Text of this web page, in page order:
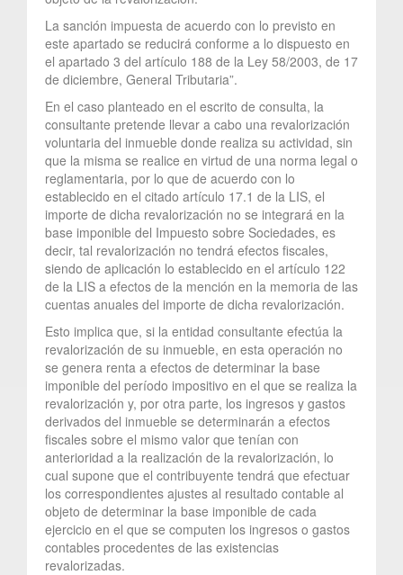
La sanción impuesta de acuerdo con lo previsto en
este apartado se reducirá conforme a lo dispuesto en
el apartado 3 del artículo 188 de la Ley 58/2003, de 17
de diciembre, General Tributaria”.
En el caso planteado en el escrito de consulta, la
consultante pretende llevar a cabo una revalorización
voluntaria del inmueble donde realiza su actividad, sin
que la misma se realice en virtud de una norma legal o
reglamentaria, por lo que de acuerdo con lo
establecido en el citado artículo 17.1 de la LIS, el
importe de dicha revalorización no se integrará en la
base imponible del Impuesto sobre Sociedades, es
decir, tal revalorización no tendrá efectos fiscales,
siendo de aplicación lo establecido en el artículo 122
de la LIS a efectos de la mención en la memoria de las
cuentas anuales del importe de dicha revalorización.
Esto implica que, si la entidad consultante efectúa la
revalorización de su inmueble, en esta operación no
se genera renta a efectos de determinar la base
imponible del período impositivo en el que se realiza la
revalorización y, por otra parte, los ingresos y gastos
derivados del inmueble se determinarán a efectos
fiscales sobre el mismo valor que tenían con
anterioridad a la realización de la revalorización, lo
cual supone que el contribuyente tendrá que efectuar
los correspondientes ajustes al resultado contable al
objeto de determinar la base imponible de cada
ejercicio en el que se computen los ingresos o gastos
contables procedentes de las existencias
revalorizadas.